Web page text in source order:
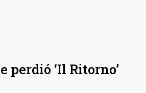
perdió ‘Il Ritorno’